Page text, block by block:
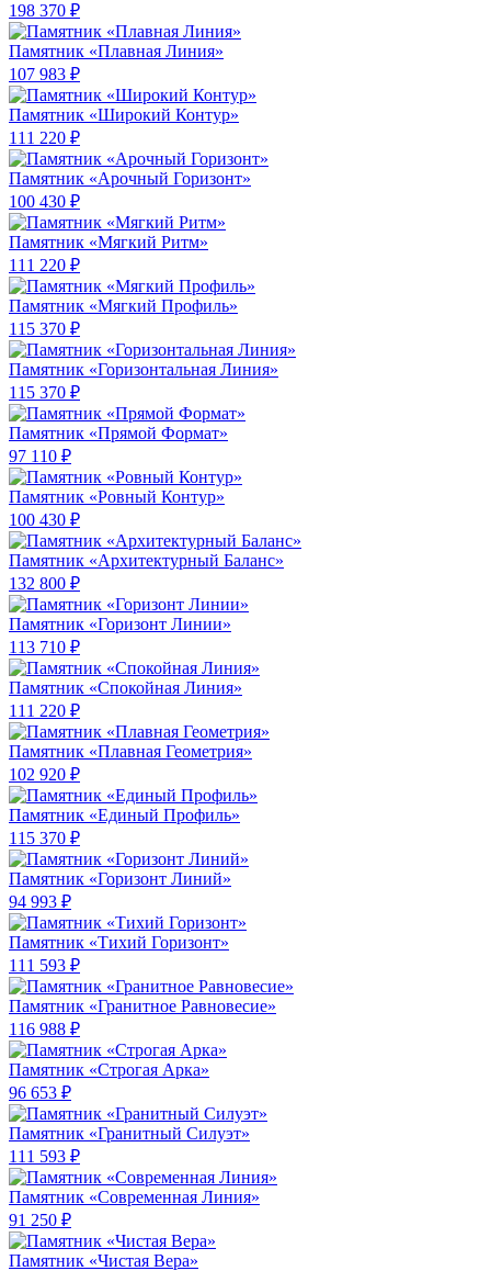
198 370 ₽
Памятник «Плавная Линия»
107 983 ₽
Памятник «Широкий Контур»
111 220 ₽
Памятник «Арочный Горизонт»
100 430 ₽
Памятник «Мягкий Ритм»
111 220 ₽
Памятник «Мягкий Профиль»
115 370 ₽
Памятник «Горизонтальная Линия»
115 370 ₽
Памятник «Прямой Формат»
97 110 ₽
Памятник «Ровный Контур»
100 430 ₽
Памятник «Архитектурный Баланс»
132 800 ₽
Памятник «Горизонт Линии»
113 710 ₽
Памятник «Спокойная Линия»
111 220 ₽
Памятник «Плавная Геометрия»
102 920 ₽
Памятник «Единый Профиль»
115 370 ₽
Памятник «Горизонт Линий»
94 993 ₽
Памятник «Тихий Горизонт»
111 593 ₽
Памятник «Гранитное Равновесие»
116 988 ₽
Памятник «Строгая Арка»
96 653 ₽
Памятник «Гранитный Силуэт»
111 593 ₽
Памятник «Современная Линия»
91 250 ₽
Памятник «Чистая Вера»